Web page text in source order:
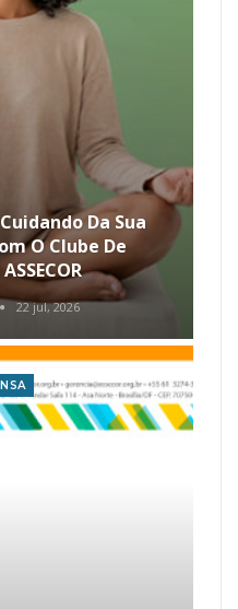
Da Sua
O Clube De
22 jul, 2026